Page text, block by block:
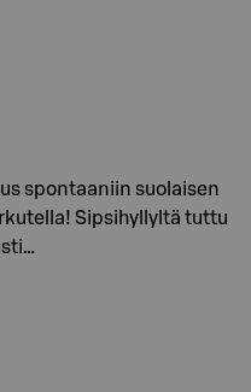
spontaaniin suolaisen
Sipsihyllyltä tuttu